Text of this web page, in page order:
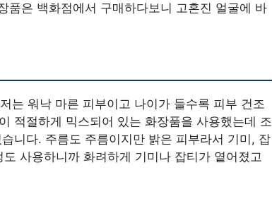
품은 백화점에서 구매하다보니 고혼진 얼굴에 바
는 워낙 마른 피부이고 나이가 들수록 피부 건조
적절하게 믹스되어 있는 화장품을 사용했는데 조
니다. 주름도 주름이지만 밝은 피부라서 기미, 잡
사용하니까 화려하게 기미나 잡티가 옅어졌고